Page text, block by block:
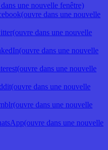
une nouvelle fenêtre)
dans une nouvelle
dans une nouvelle
dans une nouvelle
dans une nouvelle
dans une nouvelle
dans une nouvelle
dans une nouvelle